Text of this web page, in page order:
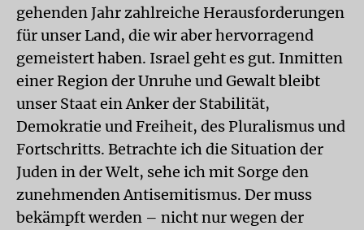
gehenden Jahr zahlreiche Herausforderungen
für unser Land, die wir aber hervorragend
gemeistert haben. Israel geht es gut. Inmitten
einer Region der Unruhe und Gewalt bleibt
unser Staat ein Anker der Stabilität,
Demokratie und Freiheit, des Pluralismus und
Fortschritts. Betrachte ich die Situation der
Juden in der Welt, sehe ich mit Sorge den
zunehmenden Antisemitismus. Der muss
bekämpft werden – nicht nur wegen der